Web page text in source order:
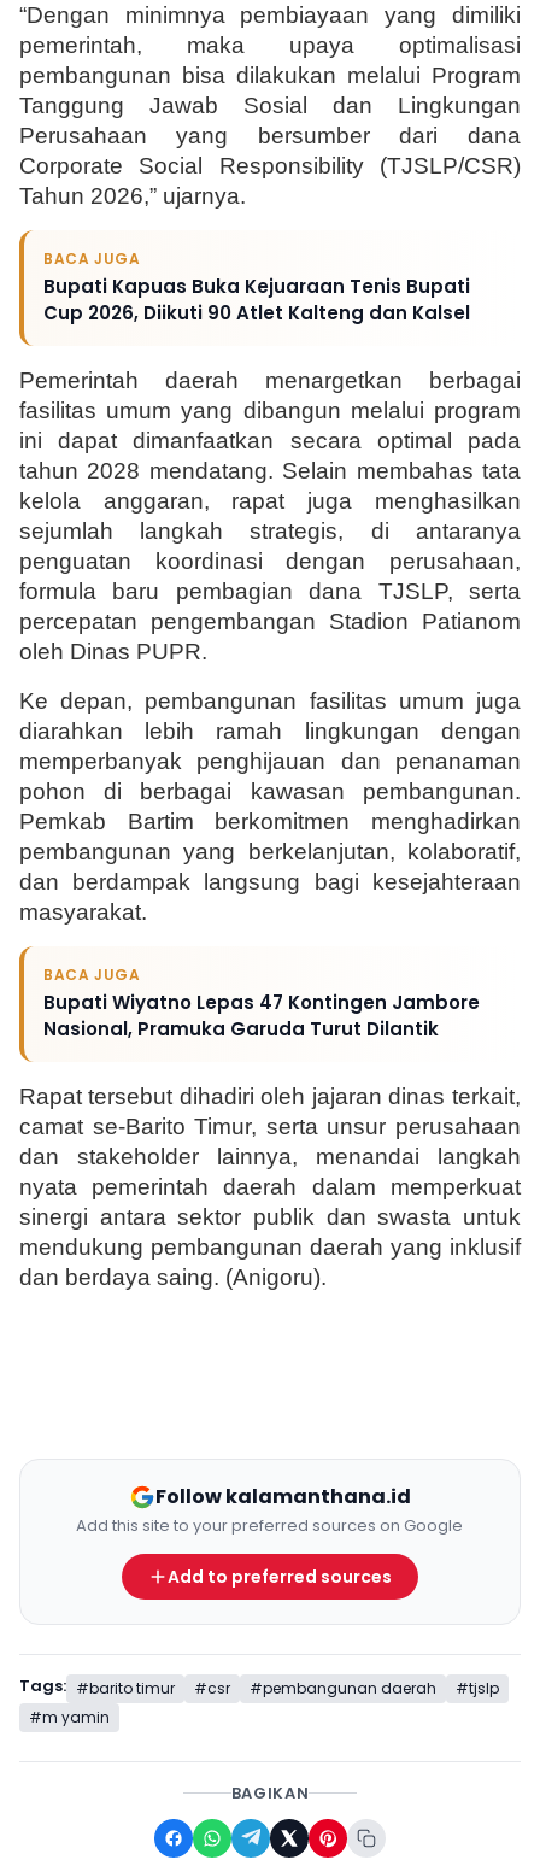
“Dengan minimnya pembiayaan yang dimiliki
pemerintah, maka upaya optimalisasi
pembangunan bisa dilakukan melalui Program
Tanggung Jawab Sosial dan Lingkungan
Perusahaan yang bersumber dari dana
Corporate Social Responsibility (TJSLP/CSR)
Tahun 2026,” ujarnya.
BACA JUGA
Bupati Kapuas Buka Kejuaraan Tenis Bupati
Cup 2026, Diikuti 90 Atlet Kalteng dan Kalsel
Pemerintah daerah menargetkan berbagai
fasilitas umum yang dibangun melalui program
ini dapat dimanfaatkan secara optimal pada
tahun 2028 mendatang. Selain membahas tata
kelola anggaran, rapat juga menghasilkan
sejumlah langkah strategis, di antaranya
penguatan koordinasi dengan perusahaan,
formula baru pembagian dana TJSLP, serta
percepatan pengembangan Stadion Patianom
oleh Dinas PUPR.
Ke depan, pembangunan fasilitas umum juga
diarahkan lebih ramah lingkungan dengan
memperbanyak penghijauan dan penanaman
pohon di berbagai kawasan pembangunan.
Pemkab Bartim berkomitmen menghadirkan
pembangunan yang berkelanjutan, kolaboratif,
dan berdampak langsung bagi kesejahteraan
masyarakat.
BACA JUGA
Bupati Wiyatno Lepas 47 Kontingen Jambore
Nasional, Pramuka Garuda Turut Dilantik
Rapat tersebut dihadiri oleh jajaran dinas terkait,
camat se-Barito Timur, serta unsur perusahaan
dan stakeholder lainnya, menandai langkah
nyata pemerintah daerah dalam memperkuat
sinergi antara sektor publik dan swasta untuk
mendukung pembangunan daerah yang inklusif
dan berdaya saing. (Anigoru).
Follow kalamanthana.id
Add this site to your preferred sources on Google
Add to preferred sources
Tags: #barito timur #csr #pembangunan daerah
#tjslp
#m yamin
BAGIKAN